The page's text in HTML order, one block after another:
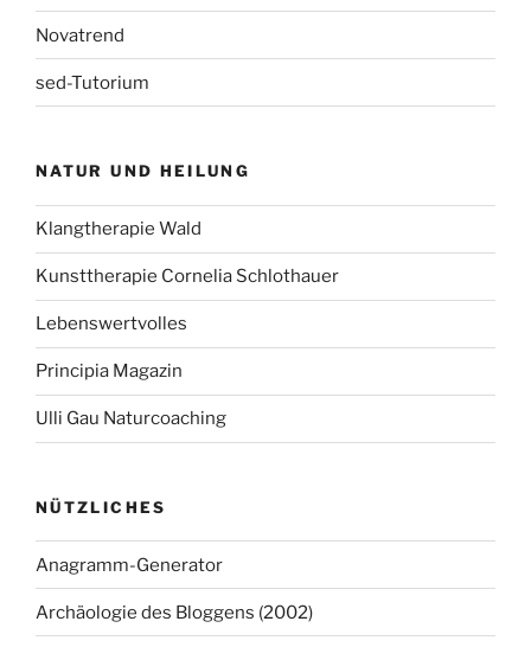
Novatrend
sed-Tutorium
NATUR UND HEILUNG
Klangtherapie Wald
Kunsttherapie Cornelia Schlothauer
Lebenswertvolles
Principia Magazin
Ulli Gau Naturcoaching
NÜTZLICHES
Anagramm-Generator
Archäologie des Bloggens (2002)